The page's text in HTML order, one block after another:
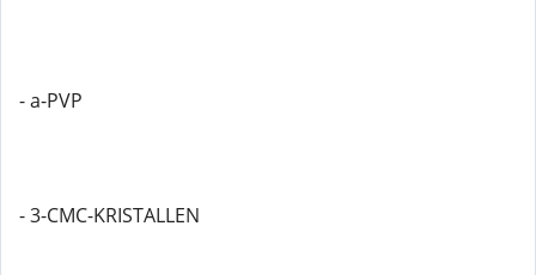
- a-PVP
- 3-CMC-KRISTALLEN